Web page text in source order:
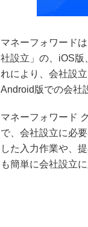
マネーフォワード
社設立」の、iOS版
れにより、会社設
Android版での会社
マネーフォワード
で、会社設立に必
した入力作業や、
も簡単に会社設立